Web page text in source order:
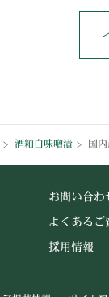
酒粕白味噌漬 国
お問い合わ
よくあるご
採用情報